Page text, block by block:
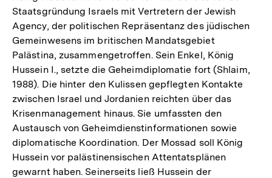
Staatsgründung Israels mit Vertretern der Jewish
Agency, der politischen Repräsentanz des jüdischen
Gemeinwesens im britischen Mandatsgebiet
Palästina, zusammengetroffen. Sein Enkel, König
Hussein I., setzte die Geheimdiplomatie fort (Shlaim,
1988). Die hinter den Kulissen gepflegten Kontakte
zwischen Israel und Jordanien reichten über das
Krisenmanagement hinaus. Sie umfassten den
Austausch von Geheimdienstinformationen sowie
diplomatische Koordination. Der Mossad soll König
Hussein vor palästinensischen Attentatsplänen
gewarnt haben. Seinerseits ließ Hussein der